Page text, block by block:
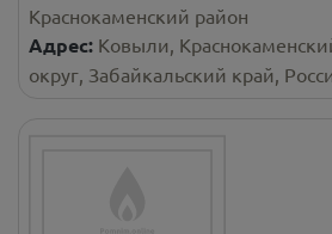
Краснокаменский район
Адрес: Ковыли,
округ, Забайкальский край,